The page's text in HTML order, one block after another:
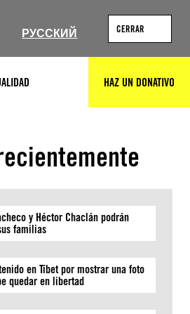
РУССКИЙ CERRAR
HAZ UN DONATIVO
y Héctor Chaclán podrán
familias
en Tíbet por mostrar una foto
quedar en libertad